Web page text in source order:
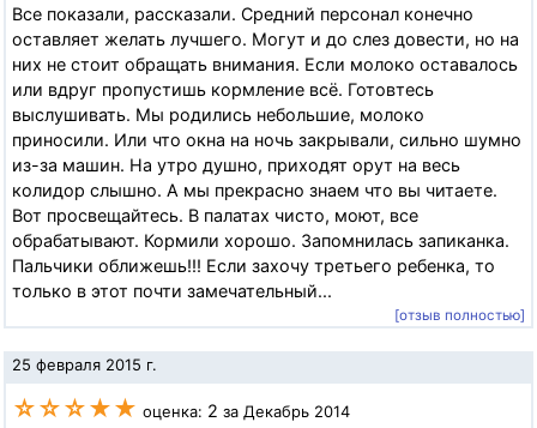
Все показали, рассказали. Средний персонал конечно
оставляет желать лучшего. Могут и до слез довести, но на
них не стоит обращать внимания. Если молоко оставалось
или вдруг пропустишь кормление всё. Готовтесь
выслушивать. Мы родились небольшие, молоко
приносили. Или что окна на ночь закрывали, сильно шумно
из-за машин. На утро душно, приходят орут на весь
колидор слышно. А мы прекрасно знаем что вы читаете.
Вот просвещайтесь. В палатах чисто, моют, все
обрабатывают. Кормили хорошо. Запомнилась запиканка.
Пальчики оближешь!!! Если захочу третьего ребенка, то
только в этот почти замечательный...
[отзыв полностью]
25 февраля 2015 г.
☆☆☆★★ оценка: 2 за Декабрь 2014